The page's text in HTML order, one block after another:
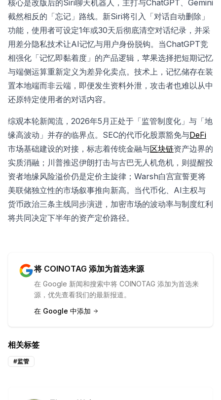
核心是改版后的Siri聊天机器人，主打与ChatGPT、Gemini
截然相反的「忘记」路线。新Siri将引入「对话自动删除」
功能，使用者可设定1年或30天后彻底清空对话纪录，并采
用差分隐私技术让AI记忆与用户身份脱钩。当ChatGPT竞
相强化「记忆即黏着度」的产品逻辑，苹果选择把短期记忆
与端侧运算重新定义为差异化卖点。技术上，记忆储存在装
置本地端而非云端，即便发生资料外泄，攻击者也难以从中
还原特定使用者的对话内容。
综观本轮新闻流，2026年5月正处于「监管制度化」与「地
缘高波动」并存的临界点。SEC的代币化股票豁免与DeFi
市场基础建设的对接，标志着传统金融与区块链资产边界的
实质消融；川普推迟伊朗打击与古巴无人机危机，则提醒投
资者地缘风险溢价仍是定价主旋律；Warsh白宫宣誓更将
美联储独立性的市场叙事推向新高。当代币化、AI主权与
货币政治三条主线同步演进，加密市场的波动率与制度红利
将共同决定下半年的资产定价路径。
将 COINOTAG 添加为首选来源
在 Google 新闻和搜索中将 COINOTAG 添加为首选来
源，优先查看我们的最新报道。
在 Google 中添加
相关标签
#监管